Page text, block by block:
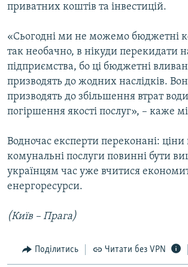
приватних коштів та інвестицій.
«Сьогодні ми не можемо бюджетні
так необачно, в нікуди перекидати
підприємства, бо ці бюджетні
призводять до жодних наслідків.
призводять до збільшення втрат
погіршення якості послуг», – каже
Водночас експерти переконані:
комунальні послуги повинні бути
українцям час уже вчитися
енергоресурси.
(Київ – Прага)
Поділитись Читати без VPN